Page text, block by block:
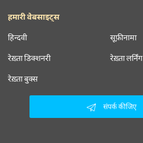
हमारी वेबसाइट्स
हिन्दवी सूफ़ीनामा
रेख़्ता डिक्शनरी रेख़्ता लर्निंग
रेख़्ता बुक्स
संपर्क कीजिए